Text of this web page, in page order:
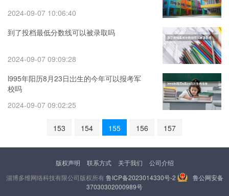
2024-09-07 10:06:40
到了投档最低分数线可以被录取吗
2024-09-07 09:09:28
l995年阳历8月23日岀生的今年可以报考军
校吗
2024-09-07 09:02:25
153 154 155 156 157
版权声明 联系方式 关于我们
公司介绍
淄博多维网络科技有限公司版权所有鲁ICP备2023014330号-2
鲁公网安备
37030302000989号